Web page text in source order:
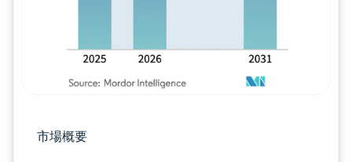
市場概要